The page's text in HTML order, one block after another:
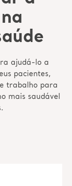
ajudá-lo a
pacientes,
trabalho para
mais saudável